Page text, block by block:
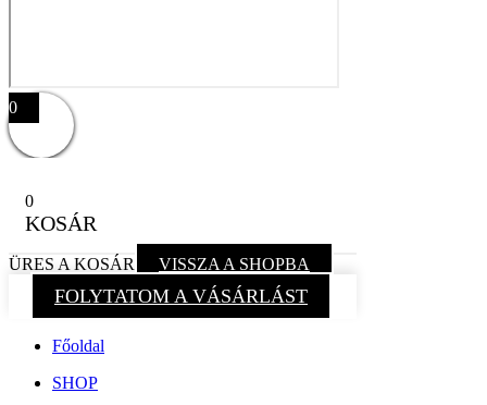
0
0
KOSÁR
ÜRES A KOSÁR VISSZA A SHOPBA
FOLYTATOM A VÁSÁRLÁST
Főoldal
SHOP